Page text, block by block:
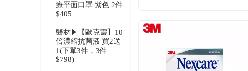
療平面口罩 紫色 2件
$405
醫材▶【歐克靈】10
倍濃縮抗菌液 買2送
1(下單3件，3件
$798)